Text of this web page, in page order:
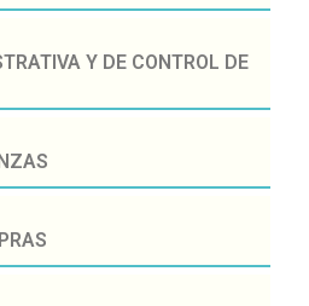
Y DE CONTROL DE